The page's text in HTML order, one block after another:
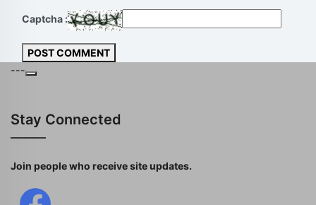
Captcha :
POST COMMENT
---
Stay Connected
Join people who receive site updates.